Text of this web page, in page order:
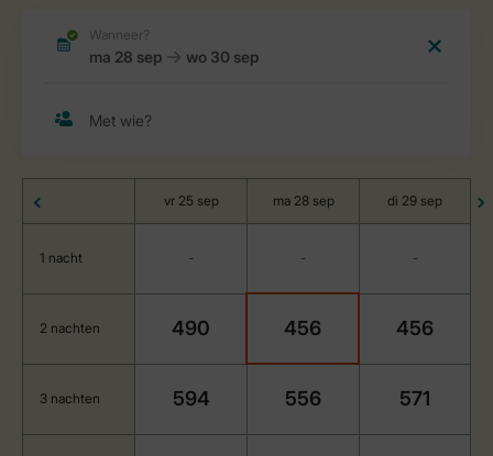
vr 25 sep ma 28 sep di 29 sep
1 nacht - - -
2 nachten 490 456 456
3 nachten 594 556 571